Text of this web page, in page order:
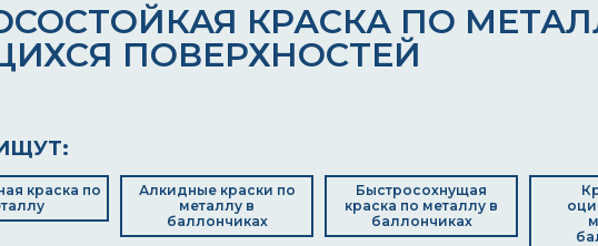
КРАСКА ПО
ПОВЕРХНОСТЕЙ
краска по
Алкидные краски по
металлу в
баллончиках
Быстросохнущая
краска по металлу в
баллончиках